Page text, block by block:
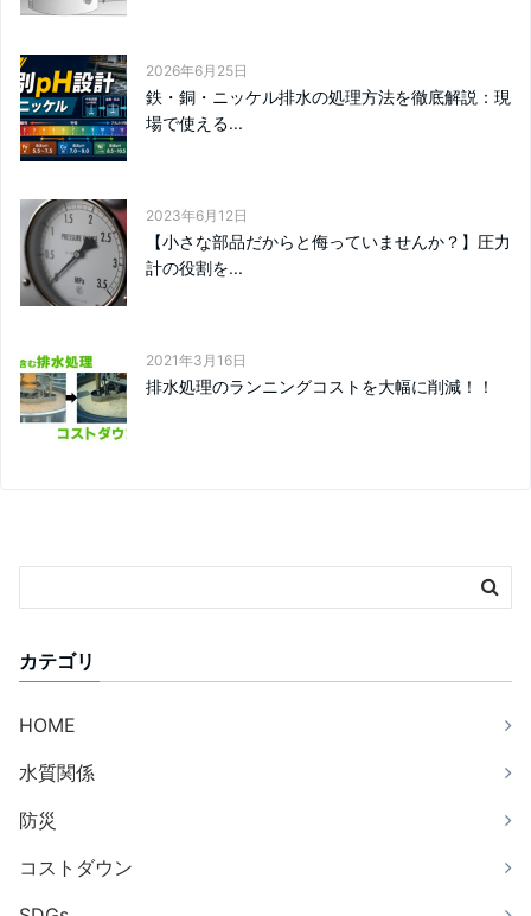
2026年6月25日
鉄・銅・ニッケル排水の処理方法を徹底解説：現
場で使える...
2023年6月12日
【小さな部品だからと侮っていませんか？】圧力
計の役割を...
2021年3月16日
排水処理のランニングコストを大幅に削減！！
カテゴリ
HOME
水質関係
防災
コストダウン